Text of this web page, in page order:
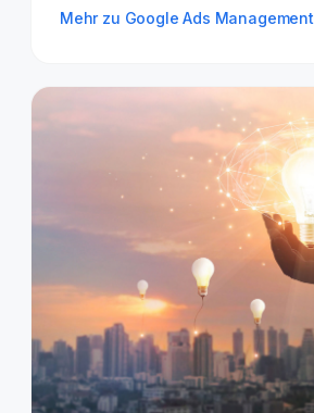
Mehr zu Google Ads Management